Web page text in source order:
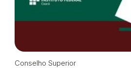
Conselho Superior